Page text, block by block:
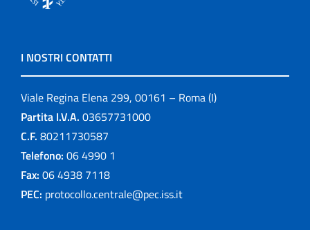
I NOSTRI CONTATTI
Viale Regina Elena 299, 00161 – Roma (I)
Partita I.V.A. 03657731000
C.F. 80211730587
Telefono: 06 4990 1
Fax: 06 4938 7118
PEC: protocollo.centrale@pec.iss.it